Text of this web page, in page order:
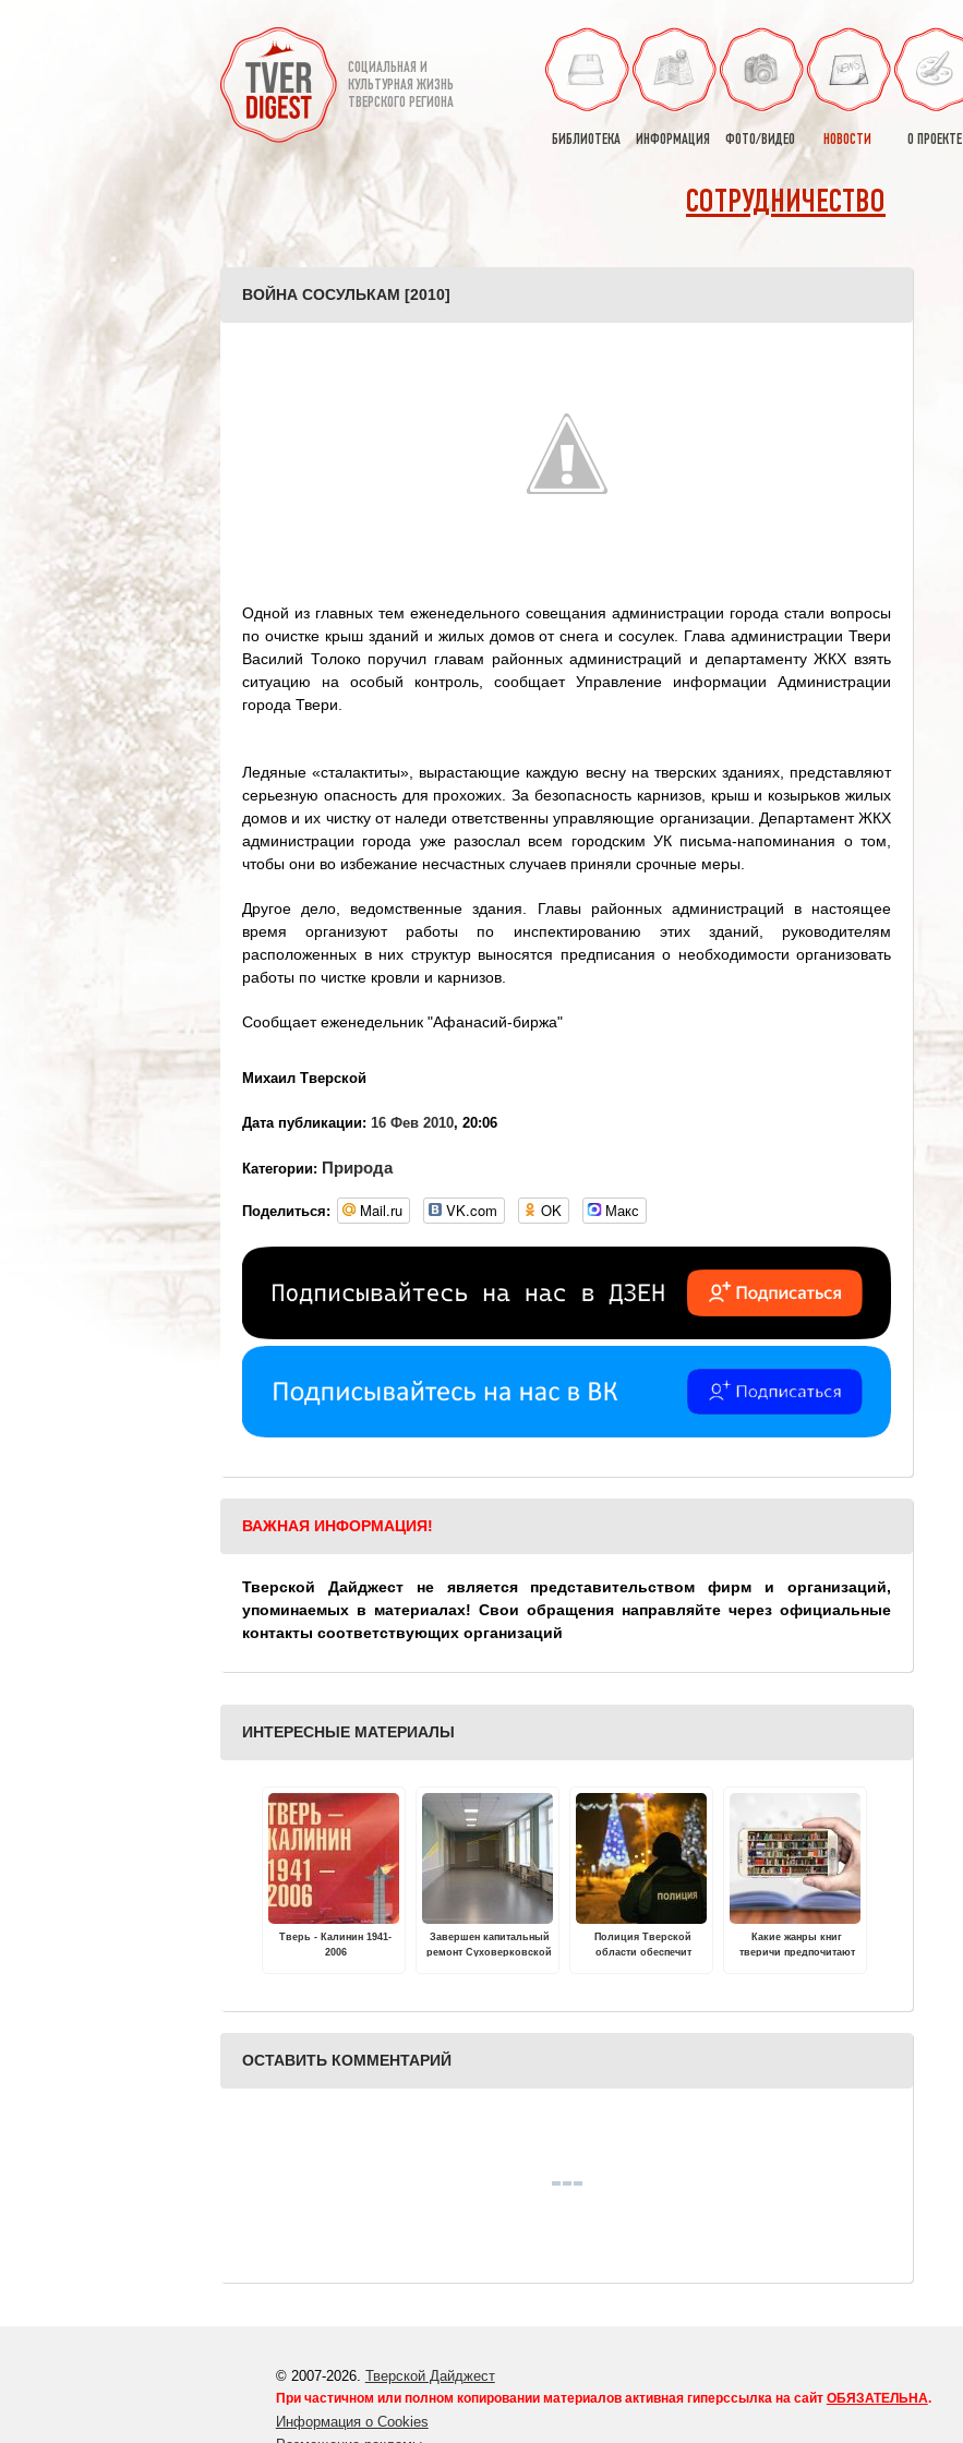
СОЦИАЛЬНАЯ И
КУЛЬТУРНАЯ ЖИЗНЬ
ТВЕРСКОГО РЕГИОНА
БИБЛИОТЕКА ИНФОРМАЦИЯ ФОТО/ВИДЕО НОВОСТИ О ПРОЕКТЕ
СОТРУДНИЧЕСТВО
ВОЙНА СОСУЛЬКАМ [2010]
Одной из главных тем еженедельного совещания администрации города стали вопросы
по очистке крыш зданий и жилых домов от снега и сосулек. Глава администрации Твери
Василий Толоко поручил главам районных администраций и департаменту ЖКХ взять
ситуацию на особый контроль, сообщает Управление информации Администрации
города Твери.
Ледяные «сталактиты», вырастающие каждую весну на тверских зданиях, представляют
серьезную опасность для прохожих. За безопасность карнизов, крыш и козырьков жилых
домов и их чистку от наледи ответственны управляющие организации. Департамент ЖКХ
администрации города уже разослал всем городским УК письма-напоминания о том,
чтобы они во избежание несчастных случаев приняли срочные меры.
Другое дело, ведомственные здания. Главы районных администраций в настоящее
время организуют работы по инспектированию этих зданий, руководителям
расположенных в них структур выносятся предписания о необходимости организовать
работы по чистке кровли и карнизов.
Сообщает еженедельник "Афанасий-биржа"
Михаил Тверской
Дата публикации: 16 Фев 2010, 20:06
Категории: Природа
Поделиться: Mail.ru VK.com OK Макс
ВАЖНАЯ ИНФОРМАЦИЯ!
Тверской Дайджест не является представительством фирм и организаций,
упоминаемых в материалах! Свои обращения направляйте через официальные
контакты соответствующих организаций
ИНТЕРЕСНЫЕ МАТЕРИАЛЫ
Тверь - Калинин 1941-
2006
Завершен капитальный
ремонт Суховерковской
Полиция Тверской
области обеспечит
праздников
Какие жанры книг
тверичи предпочитают
ОСТАВИТЬ КОММЕНТАРИЙ
© 2007-2026. Тверской Дайджест
При частичном или полном копировании материалов активная гиперссылка на сайт ОБЯЗАТЕЛЬНА.
Информация о Cookies